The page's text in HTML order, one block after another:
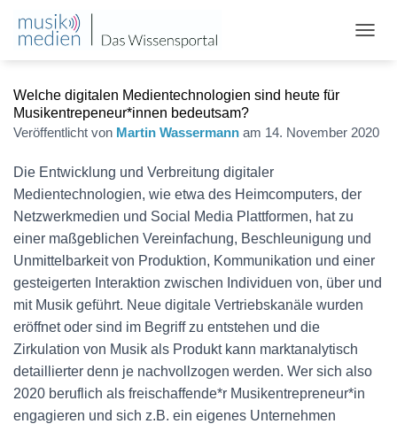
A
S
C
H
Welche digitalen Medientechnologien sind heute für
Musikentrepeneur*innen bedeutsam?
Veröffentlicht von Martin Wassermann am 14. November 2020
Die Entwicklung und Verbreitung digitaler
Medientechnologien, wie etwa des Heimcomputers, der
Netzwerkmedien und Social Media Plattformen, hat zu
einer maßgeblichen Vereinfachung, Beschleunigung und
Unmittelbarkeit von Produktion, Kommunikation und einer
gesteigerten Interaktion zwischen Individuen von, über und
mit Musik geführt. Neue digitale Vertriebskanäle wurden
eröffnet oder sind im Begriff zu entstehen und die
Zirkulation von Musik als Produkt kann marktanalytisch
detaillierter denn je nachvollzogen werden. Wer sich also
2020 beruflich als freischaffende*r Musikentrepreneur*in
engagieren und sich z.B. ein eigenes Unternehmen